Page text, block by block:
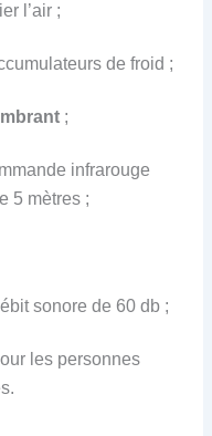
l’air ;
de froid ;
;
infrarouge
5 mètres ;
sonore de 60 db ;
les personnes